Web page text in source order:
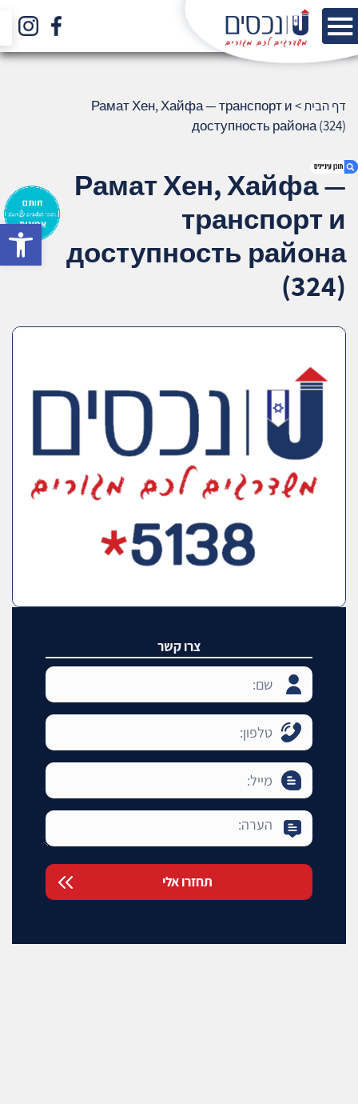
1. Рамат Хен, Хайфа — транспорт и
доступность района (324)
2. אודות U נכסים
3. שאלתם ? ענינו !
דף הבית>
Рамат Хен, Хайфа — транспорт и
доступность района (324)
Рамат Хен, Хайфа —
транспорт и
доступность района
(324)
צרו קשר